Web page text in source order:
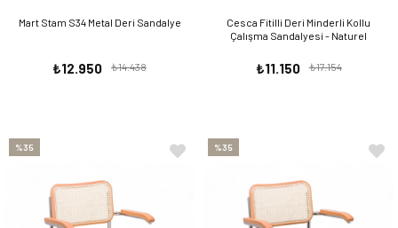
Mart Stam S34 Metal Deri Sandalye
₺12.950 ₺14.438
Cesca Fitilli Deri Minderli Kollu
Çalışma Sandalyesi - Naturel
₺11.150 ₺17.154
%35 %35